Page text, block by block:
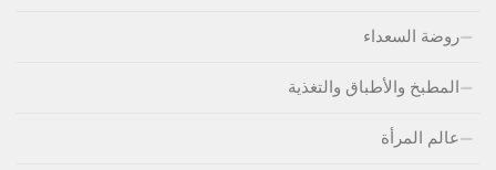
روضة السعداء
المطبخ والأطباق والتغذية
عالم المرأة